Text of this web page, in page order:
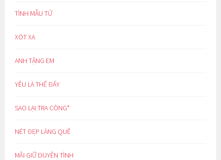
TÌNH MẪU TỬ
XÓT XA
ANH TẶNG EM
YÊU LÀ THẾ ĐẤY
SAO LẠI TRA CÒNG*
NÉT ĐẸP LÀNG QUÊ
MÃI GIỮ DUYÊN TÌNH